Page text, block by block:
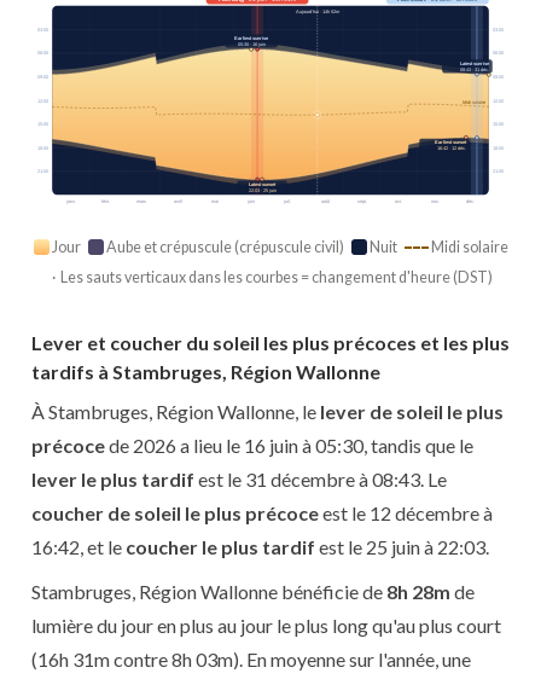
janv. févr. mars avril mai juin juil. août sept. oct. nov. déc.
Midi solaire
03:00 03:00
06:00 06:00
09:00 09:00
12:00 12:00
15:00 15:00
18:00 18:00
21:00 21:00
Aujourd’hui · 14h 52m
Earliest sunrise
05:30 · 16 juin
Latest sunrise
08:43 · 31 déc.
Earliest sunset
16:42 · 12 déc.
Latest sunset
22:03 · 25 juin
Jour Aube et crépuscule (crépuscule civil) Nuit
Midi solaire
· Les sauts verticaux dans les courbes = changement d'heure (DST)
Lever et coucher du soleil les plus précoces et les plus
tardifs à Stambruges, Région Wallonne
À Stambruges, Région Wallonne, le lever de soleil le plus
précocede 2026 a lieu le 16 juin à 05:30, tandis que le
lever le plus tardif est le 31 décembre à 08:43. Le
coucher de soleil le plus précoceest le 12 décembre à
16:42, et le coucher le plus tardif est le 25 juin à 22:03.
Stambruges, Région Wallonne bénéficie de 8h 28m de
lumière du jour en plus au jour le plus long qu'au plus court
(16h 31m contre 8h 03m). En moyenne sur l'année, une